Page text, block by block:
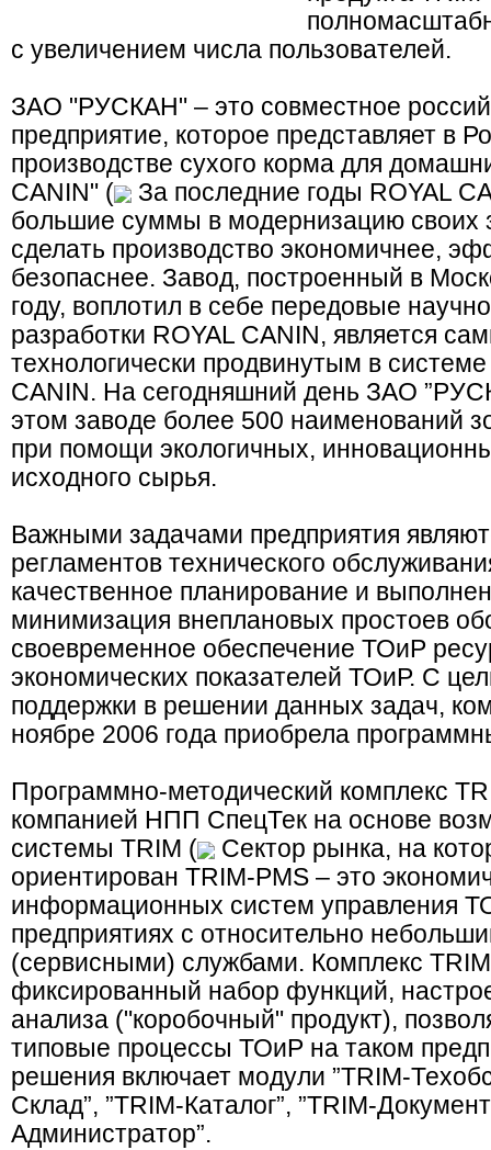
с увеличением числа пользователей.
ЗАО "РУСКАН" – это совместное
предприятие, которое представляет в
производстве сухого корма для
CANIN" (
За последние годы ROYAL
большие суммы в модернизацию своих
сделать производство экономичнее,
безопаснее. Завод, построенный в
году, воплотил в себе передовые
разработки ROYAL CANIN, является
технологически продвинутым в
CANIN. На сегодняшний день ЗАО
этом заводе более 500 наименований
при помощи экологичных,
исходного сырья.
Важными задачами предприятия
регламентов технического
качественное планирование и
минимизация внеплановых простоев
своевременное обеспечение ТОиР
экономических показателей ТОиР. С
поддержки в решении данных задач,
ноябре 2006 года приобрела
Программно-методический комплекс
компанией НПП СпецТек на основе
системы TRIM (
Сектор рынка, на
ориентирован TRIM-PMS – это
информационных систем управления
предприятиях с относительно
(сервисными) службами. Комплекс
фиксированный набор функций,
анализа ("коробочный" продукт),
типовые процессы ТОиР на таком
решения включает модули ”TRIM-
Склад”, ”TRIM-Каталог”, ”TRIM-
Администратор”.